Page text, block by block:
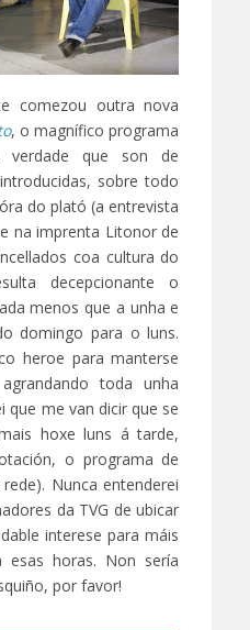
comezou outra nova
, o magnífico programa
que son de
sobre todo
do plató (a entrevista
na imprenta Litonor de
coa cultura do
decepcionante o
menos que a unha e
domingo para o luns.
heroe para manterse
toda unha
que me van dicir que se
hoxe luns á tarde,
o programa de
Nunca entenderei
da TVG de ubicar
interese para máis
horas. Non sería
por favor!